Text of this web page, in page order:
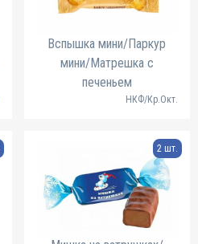
Вспышка мини/Паркур
мини/Матрешка с
печеньем
НКФ/Кр.Окт.
2 шт.